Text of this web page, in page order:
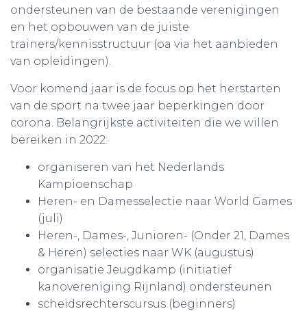
ondersteunen van de bestaande verenigingen
en het opbouwen van de juiste
trainers/kennisstructuur (oa via het aanbieden
van opleidingen).
Voor komend jaar is de focus op het herstarten
van de sport na twee jaar beperkingen door
corona. Belangrijkste activiteiten die we willen
bereiken in 2022:
organiseren van het Nederlands
Kampioenschap
Heren- en Damesselectie naar World Games
(juli)
Heren-, Dames-, Junioren- (Onder 21, Dames
& Heren) selecties naar WK (augustus)
organisatie Jeugdkamp (initiatief
kanovereniging Rijnland) ondersteunen
scheidsrechterscursus (beginners)